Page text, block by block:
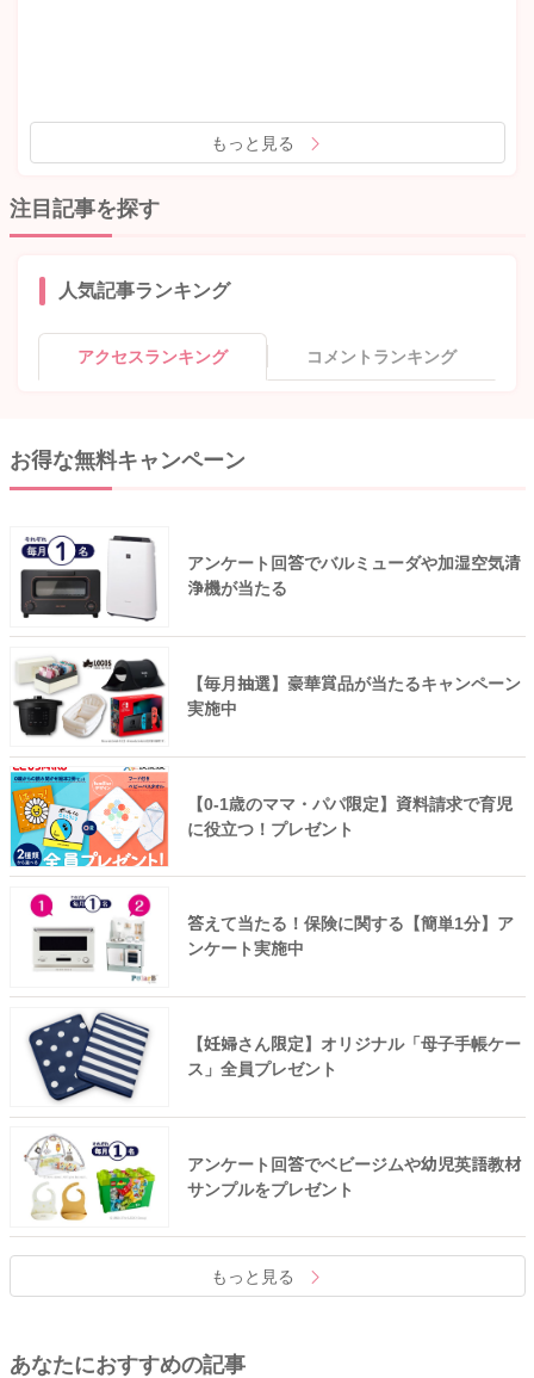
もっと見る
注目記事を探す
人気記事ランキング
アクセスランキング コメントランキング
お得な無料キャンペーン
アンケート回答でバルミューダや加湿空気清
浄機が当たる
【毎月抽選】豪華賞品が当たるキャンペーン
実施中
【0-1歳のママ・パパ限定】資料請求で育児
に役立つ！プレゼント
答えて当たる！保険に関する【簡単1分】ア
ンケート実施中
【妊婦さん限定】オリジナル「母子手帳ケー
ス」全員プレゼント
アンケート回答でベビージムや幼児英語教材
サンプルをプレゼント
もっと見る
あなたにおすすめの記事